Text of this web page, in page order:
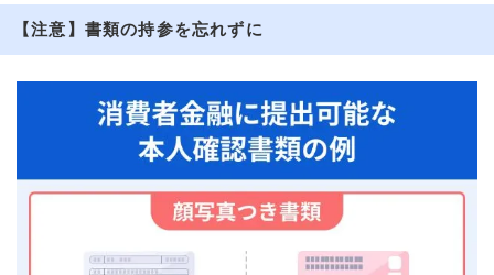
【注意】書類の持参を忘れずに